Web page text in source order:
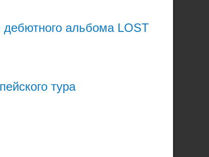
альбома LOST
тура